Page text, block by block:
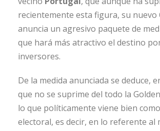
recientemente esta figura, su nuevo
anuncia un agresivo paquete de
que hará más atractivo el destino
inversores.
De la medida anunciada se deduce,
que no se suprime del todo la
lo que políticamente viene bien
electoral, es decir, en lo referente al